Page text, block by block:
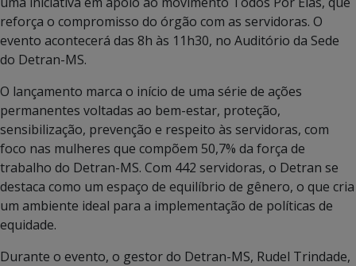
reforça o compromisso do órgão com as servidoras. O
evento acontecerá das 8h às 11h30, no Auditório da Sede
do Detran-MS.
O lançamento marca o início de uma série de ações
permanentes voltadas ao bem-estar, proteção,
sensibilização, prevenção e respeito às servidoras, com
foco nas mulheres que compõem 50,7% da força de
trabalho do Detran-MS. Com 442 servidoras, o Detran se
destaca como um espaço de equilíbrio de gênero, o que cria
um ambiente ideal para a implementação de políticas de
equidade.
Durante o evento, o gestor do Detran-MS, Rudel Trindade,